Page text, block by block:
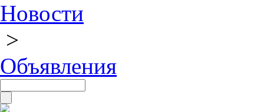
Новости
>
Объявления